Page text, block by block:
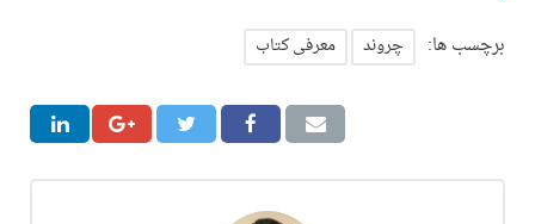
برچسب ها:
چروند معرفی کتاب